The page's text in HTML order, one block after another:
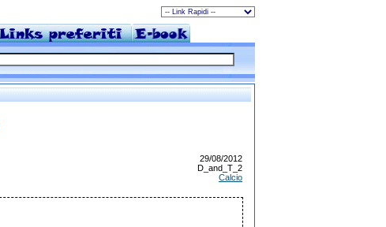
29/08/2012
D_and_T_2
Calcio